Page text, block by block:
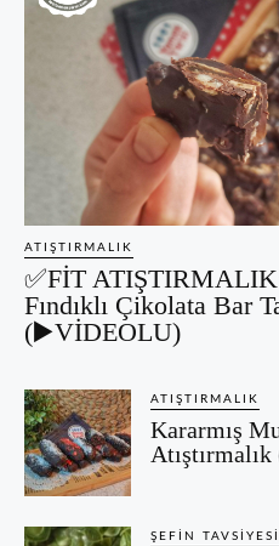
ATIŞTIRMALIK
✅FİT
Fındıklı Çikolata Bar
(▶️VİDEOLU)
ATIŞTIRMALIK
Kararmış
ŞEFIN TAVSIYESI